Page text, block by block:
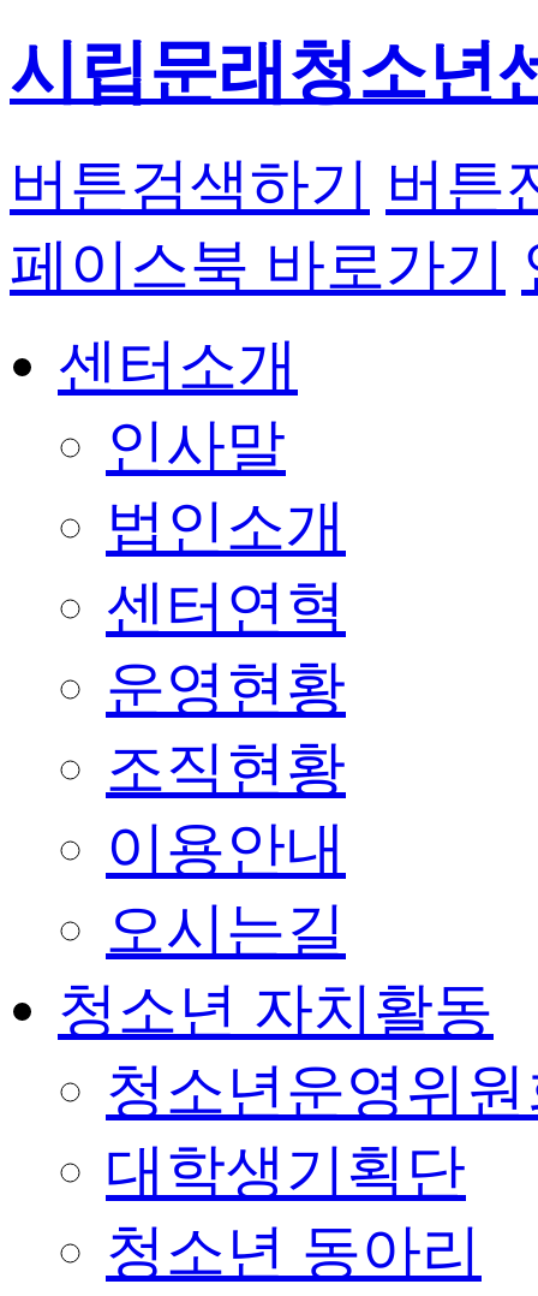
시립문래청소년
버튼검색하기 버튼
페이스북 바로가기
센터소개
인사말
법인소개
센터연혁
운영현황
조직현황
이용안내
오시는길
청소년 자치활동
청소년운영위
대학생기획단
청소년 동아리